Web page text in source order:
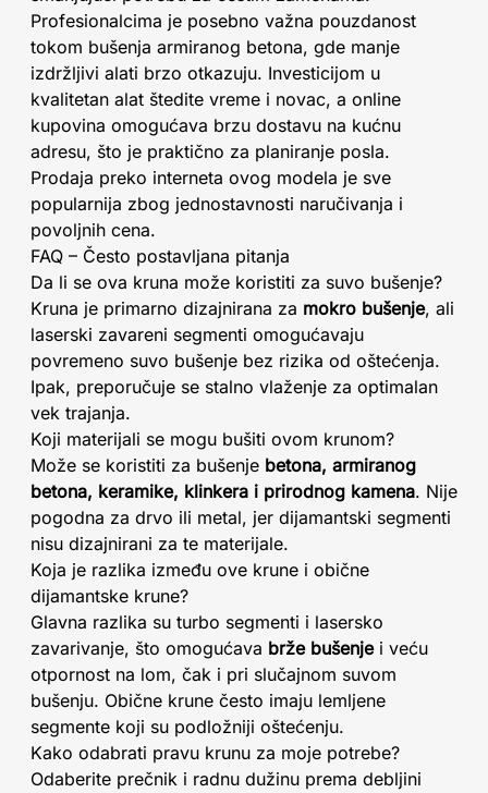
Profesionalcima je posebno važna pouzdanost
tokom bušenja armiranog betona, gde manje
izdržljivi alati brzo otkazuju. Investicijom u
kvalitetan alat štedite vreme i novac, a online
kupovina omogućava brzu dostavu na kućnu
adresu, što je praktično za planiranje posla.
Prodaja preko interneta ovog modela je sve
popularnija zbog jednostavnosti naručivanja i
povoljnih cena.
FAQ – Često postavljana pitanja
Da li se ova kruna može koristiti za suvo bušenje?
Kruna je primarno dizajnirana za mokro bušenje, ali
laserski zavareni segmenti omogućavaju
povremeno suvo bušenje bez rizika od oštećenja.
Ipak, preporučuje se stalno vlaženje za optimalan
vek trajanja.
Koji materijali se mogu bušiti ovom krunom?
Može se koristiti za bušenje betona, armiranog
betona, keramike, klinkera i prirodnog kamena. Nije
pogodna za drvo ili metal, jer dijamantski segmenti
nisu dizajnirani za te materijale.
Koja je razlika između ove krune i obične
dijamantske krune?
Glavna razlika su turbo segmenti i lasersko
zavarivanje, što omogućava brže bušenjei veću
otpornost na lom, čak i pri slučajnom suvom
bušenju. Obične krune često imaju lemljene
segmente koji su podložniji oštećenju.
Kako odabrati pravu krunu za moje potrebe?
Odaberite prečnik i radnu dužinu prema debljini